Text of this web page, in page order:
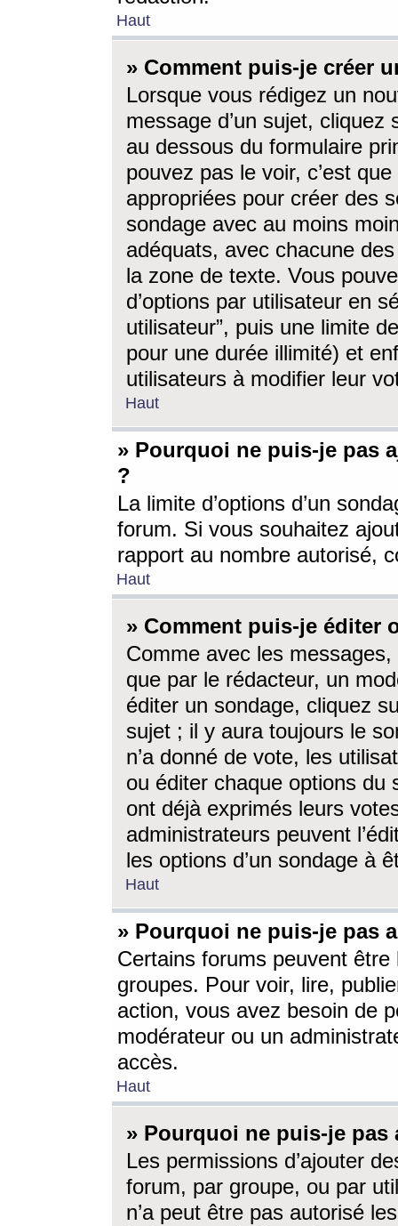
Haut
» Comment puis-je créer
Lorsque vous rédigez un
message d’un sujet, cliquez
au dessous du formulaire
pouvez pas le voir, c’est
appropriées pour créer des
sondage avec au moins
adéquats, avec chacune
la zone de texte. Vous
d’options par utilisateur en
utilisateur”, puis une limite
pour une durée illimité) et
utilisateurs à modifier leur
Haut
» Pourquoi ne puis-je pas
?
La limite d’options d’un
forum. Si vous souhaitez
rapport au nombre autorisé,
Haut
» Comment puis-je éditer
Comme avec les
que par le rédacteur, un
éditer un sondage, cliquez
sujet ; il y aura toujours le
n’a donné de vote, les
ou éditer chaque options du
ont déjà exprimés leurs
administrateurs peuvent
les options d’un sondage à
Haut
» Pourquoi ne puis-je pas
Certains forums peuvent être
groupes. Pour voir, lire,
action, vous avez besoin de
modérateur ou un
accès.
Haut
» Pourquoi ne puis-je
Les permissions d’ajouter
forum, par groupe, ou par
n’a peut être pas autorisé